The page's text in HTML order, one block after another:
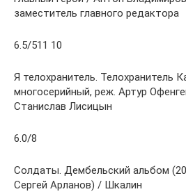
заместитель главного редактора
6.5/511 10
Я телохранитель. Телохранитель
многосерийный, реж. Артур
Станислав Лисицын
6.0/8
Солдаты. Дембельский альбом
Сергей Арланов) / Шкалин